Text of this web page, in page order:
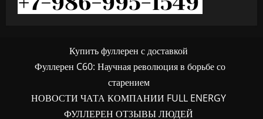
Купить фуллерен с доставкой
Фуллерен C60: Научная революция в борьбе со
старением
НОВОСТИ ЧАТА КОМПАНИИ FULL ENERGY
ФУЛЛЕРЕН ОТЗЫВЫ ЛЮДЕЙ